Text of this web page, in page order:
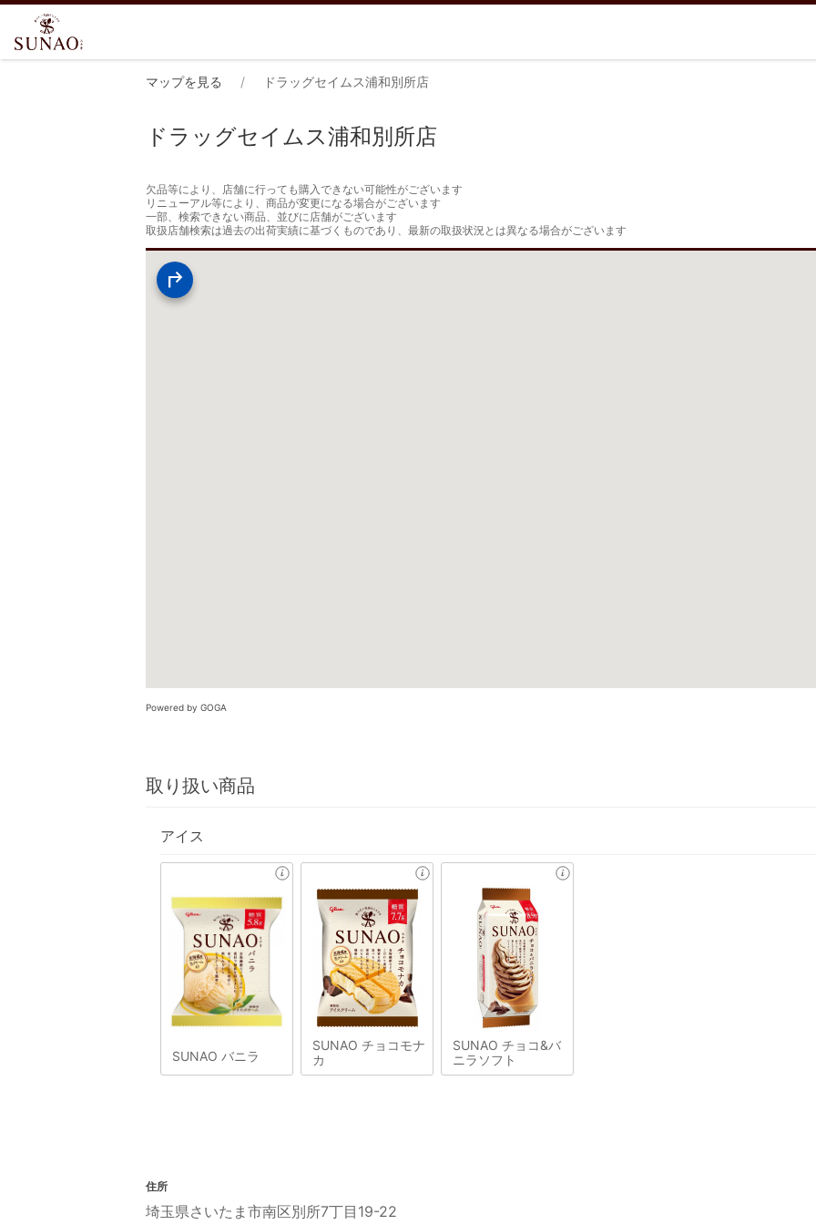
マップを見る ドラッグセイムス浦和別所店
ドラッグセイムス浦和別所店
欠品等により、店舗に行っても購入できない可能性がございます
リニューアル等により、商品が変更になる場合がございます
一部、検索できない商品、並びに店舗がございます
取扱店舗検索は過去の出荷実績に基づくものであり、最新の取扱状況とは異なる場合がございます
Powered by GOGA
取り扱い商品
アイス
SUNAO バニラ
SUNAO チョコモナ
カ
SUNAO チョコ&バ
ニラソフト
住所
埼玉県さいたま市南区別所7丁目19-22